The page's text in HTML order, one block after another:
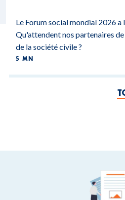
Le Forum social mondial 2026 a
Qu'attendent nos partenaires
de la société civile ?
5 MN